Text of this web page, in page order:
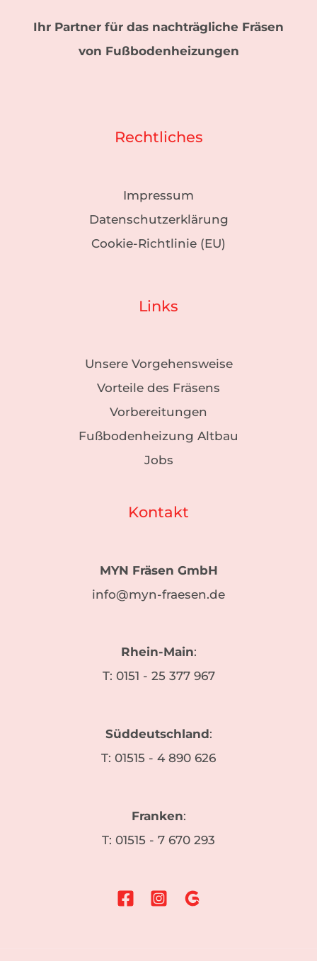
Ihr Partner für das nachträgliche Fräsen
von Fußbodenheizungen
Rechtliches
Impressum
Datenschutzerklärung
Cookie-Richtlinie (EU)
Links
Unsere Vorgehensweise
Vorteile des Fräsens
Vorbereitungen
Fußbodenheizung Altbau
Jobs
Kontakt
MYN Fräsen GmbH
info@myn-fraesen.de
Rhein-Main:
T: 0151 - 25 377 967
Süddeutschland:
T: 01515 - 4 890 626
Franken:
T: 01515 - 7 670 293